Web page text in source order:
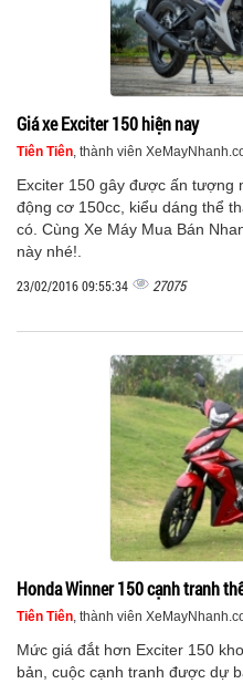
Giá xe Exciter 150 hiện nay
Tiên Tiên, thành viên
Exciter 150 gây được ấn tượng
động cơ 150cc, kiểu dáng thể
có. Cùng Xe Máy Mua Bán
này nhé!.
23/02/2016 09:55:34 27075
Honda Winner 150 cạnh tranh
Tiên Tiên, thành viên
Mức giá đắt hơn Exciter 150
bản, cuộc cạnh tranh được dự